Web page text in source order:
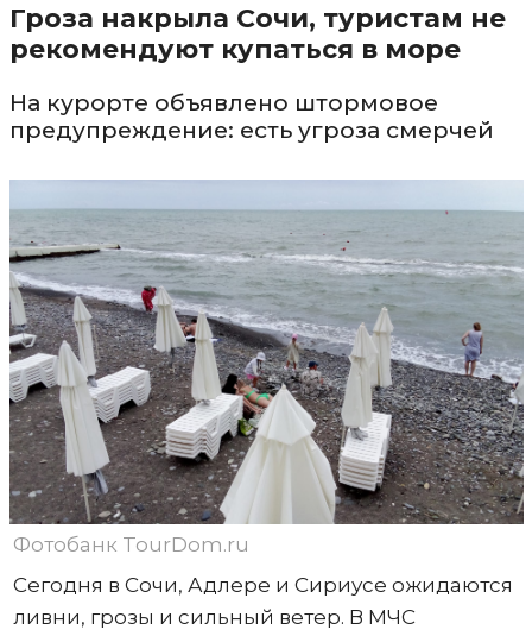
Гроза накрыла Сочи, туристам не
рекомендуют купаться в море
На курорте объявлено штормовое
предупреждение: есть угроза смерчей
Фотобанк TourDom.ru
Сегодня в Сочи, Адлере и Сириусе ожидаются
ливни, грозы и сильный ветер. В МЧС